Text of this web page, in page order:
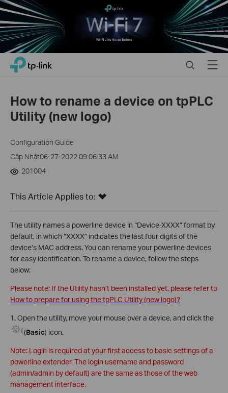
Close
Click
navigation
TP-Link, Reliably Smart SearchMenu
How to rename a device on tpPLC
Utility (new logo)
Configuration Guide
Cập Nhật06-27-2022 09:06:33 AM
201004
This Article Applies to:
The utility names a powerline device in “Device-XXXX” format by
default, in which “XXXX” indicates the last four digits of the
device’s MAC address. You can rename your powerline devices
for easy identification. To rename a device, follow the steps
below:
Please note: If the Utility hasn’t been installed yet, please refer to
How to prepare for using the tpPLC Utility (new logo)?
1. Open the utility, move your mouse over a device, and click the
(Basic) icon.
Note: Login is required at your first access to basic settings of a
powerline extender. The login username and password
(admin/admin by default) are the same as those of the web
management interface.